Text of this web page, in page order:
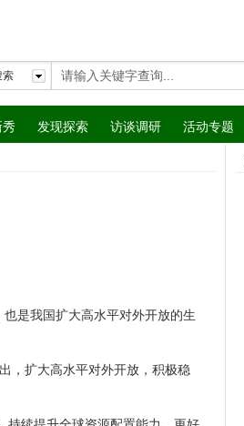
索
发现探索 访谈调研 活动专题
是我国扩大高水平对外开放的生
，扩大高水平对外开放，积极稳